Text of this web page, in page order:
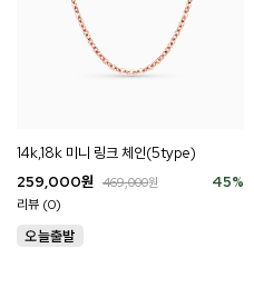
14k,18k 미니 링크 체인(5type)
45%
259,000원 469,000원
리뷰 (0)